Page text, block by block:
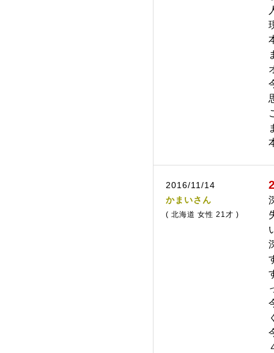
2016/11/14
かまいさん
( 北海道 女性 21才 )